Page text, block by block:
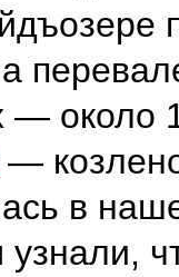
— около
—
в